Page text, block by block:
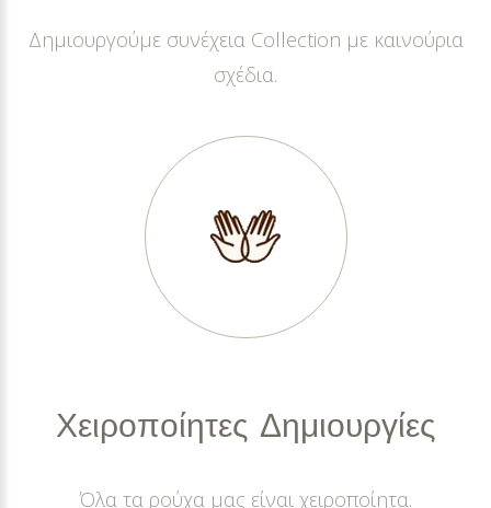
Δημιουργούμε συνέχεια Collection με καινούρια
σχέδια.
Χειροποίητες Δημιουργίες
Όλα τα ρούχα μας είναι χειροποίητα.